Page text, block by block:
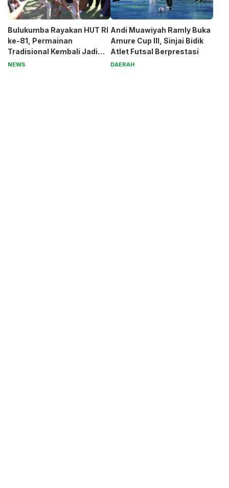
Bulukumba Rayakan HUT RI
ke-81, Permainan
Tradisional Kembali Jadi
Magnet
NEWS
Andi Muawiyah Ramly Buka
Amure Cup III, Sinjai Bidik
Atlet Futsal Berprestasi
DAERAH